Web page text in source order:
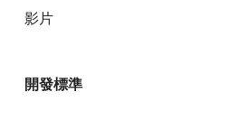
影片
開發標準